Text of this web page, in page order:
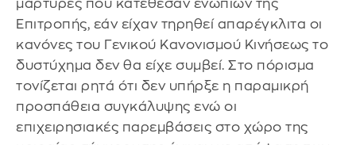
μάρτυρες που κατέθεσαν ενώπιων της
Επιτροπής, εάν είχαν τηρηθεί απαρέγκλιτα οι
κανόνες του Γενικού Κανονισμού Κινήσεως το
δυστύχημα δεν θα είχε συμβεί. Στο πόρισμα
τονίζεται ρητά ότι δεν υπήρξε η παραμικρή
προσπάθεια συγκάλυψης ενώ οι
επιχειρησιακές παρεμβάσεις στο χώρο της